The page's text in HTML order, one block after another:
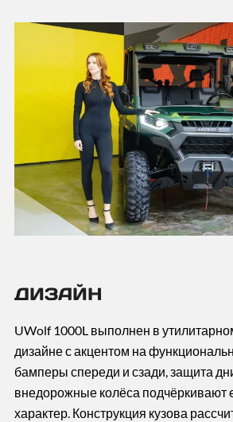
ДИЗАЙН
UWolf 1000L выполнен в
дизайне с акцентом на
бамперы спереди и сзади, защита
внедорожные колёса подчёркивают
характер. Конструкция кузова